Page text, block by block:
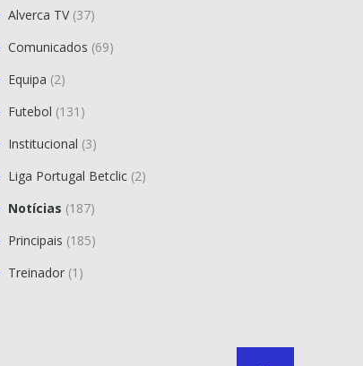
Alverca TV(37)
Comunicados (69)
Equipa (2)
Futebol (131)
Institucional (3)
Liga Portugal Betclic (2)
Notícias (187)
Principais (185)
Treinador (1)